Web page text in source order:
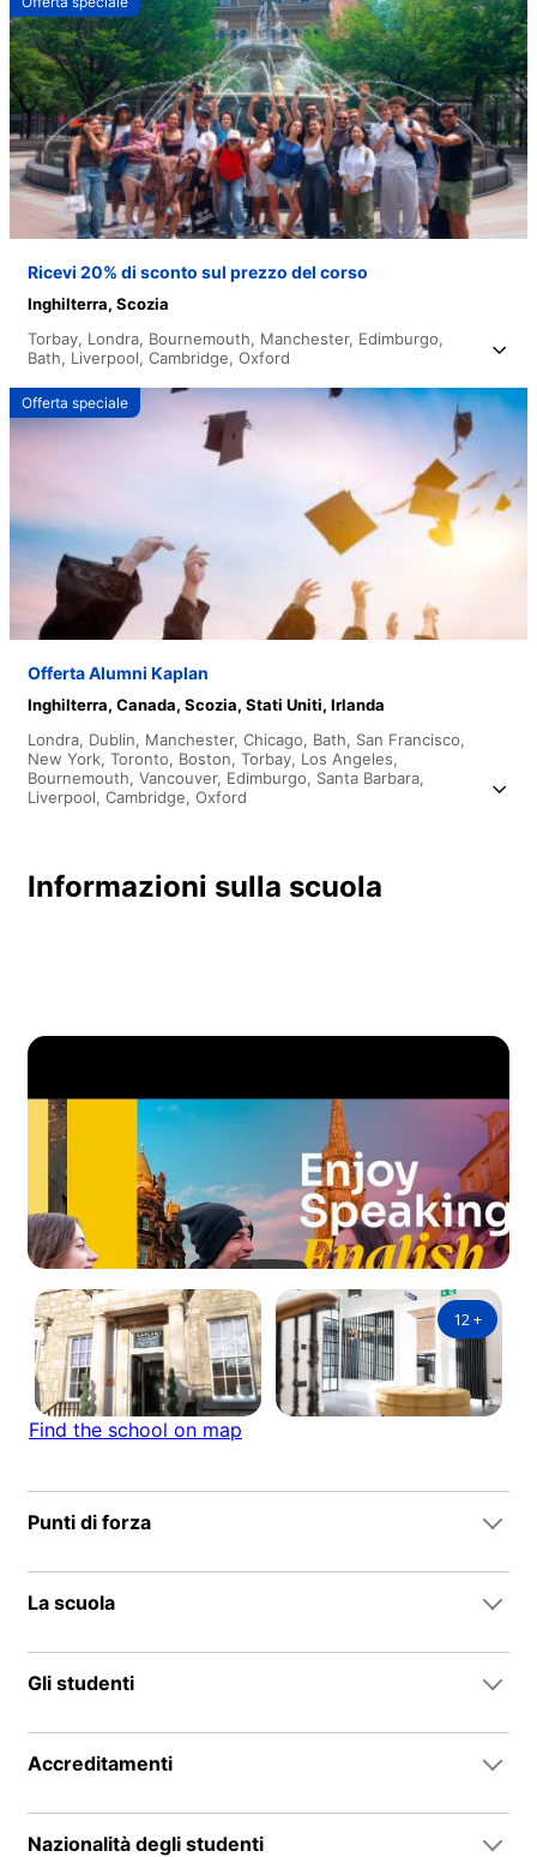
Ricevi 20% di sconto sul prezzo del corso
Inghilterra, Scozia
Torbay, Londra, Bournemouth, Manchester, Edimburgo,
Bath, Liverpool, Cambridge, Oxford
Offerta speciale
Offerta Alumni Kaplan
Inghilterra, Canada, Scozia, Stati Uniti, Irlanda
Londra, Dublin, Manchester, Chicago, Bath, San Francisco,
New York, Toronto, Boston, Torbay, Los Angeles,
Bournemouth, Vancouver, Edimburgo, Santa Barbara,
Liverpool, Cambridge, Oxford
Informazioni sulla scuola
12+
Find the school on map
Punti di forza
La scuola
Gli studenti
Accreditamenti
Nazionalità degli studenti